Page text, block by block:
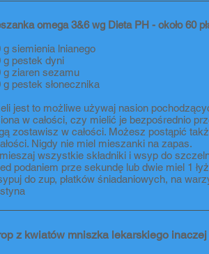
omega 3&6 wg Dieta PH - około 60
g siemienia lnianego
g pestek dyni
g ziaren sezamu
g pestek słonecznika
jest to możliwe używaj nasion
w całości, czy mielić je bezpośrednio
zostawisz w całości. Możesz postąpić
Nigdy nie miel mieszanki na zapas.
wszystkie składniki i wsyp do
podaniem prze sekundę lub dwie miel 1
do zup, płatków śniadaniowych, na
z kwiatów mniszka lekarskiego